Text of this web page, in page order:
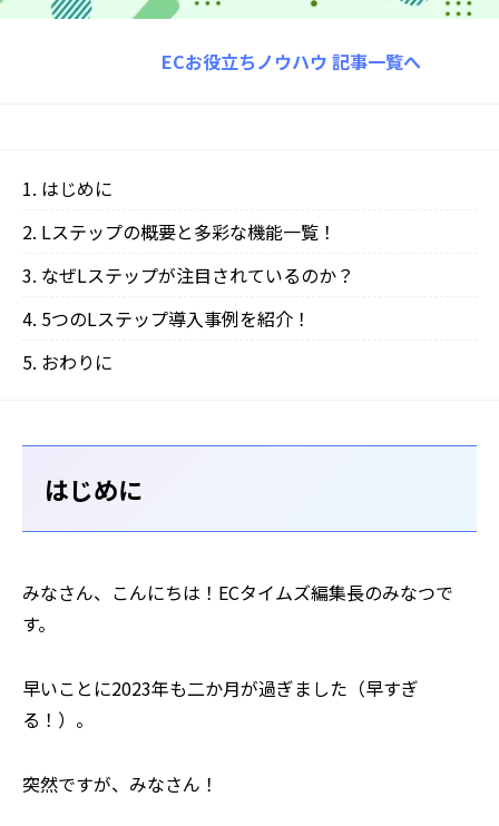
ECお役立ちノウハウ 記事一覧へ
はじめに
Lステップの概要と多彩な機能一覧！
なぜLステップが注目されているのか？
5つのLステップ導入事例を紹介！
おわりに
はじめに
みなさん、こんにちは！ECタイムズ編集長のみなつで
す。
早いことに2023年も二か月が過ぎました（早すぎ
る！）。
突然ですが、みなさん！